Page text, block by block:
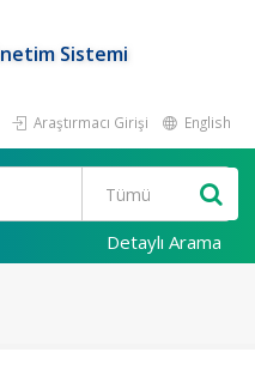
Sistemi
Araştırmacı Girişi English
Detaylı Arama